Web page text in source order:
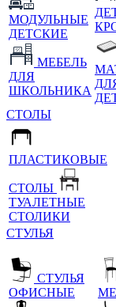
МОДУЛЬНЫЕ
ДЕТСКИЕ
МЕБЕЛЬ
ДЛЯ
ШКОЛЬНИКА
СТОЛЫ
ПЛАСТИКОВЫЕ
СТОЛЫ
ТУАЛЕТНЫЕ
СТОЛИКИ
СТУЛЬЯ
СТУЛЬЯ
ОФИСНЫЕ